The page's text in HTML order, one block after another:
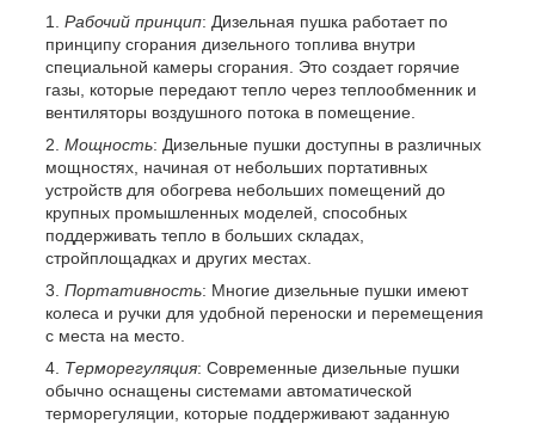
Рабочий принцип: Дизельная пушка работает по
принципу сгорания дизельного топлива внутри
специальной камеры сгорания. Это создает горячие
газы, которые передают тепло через теплообменник и
вентиляторы воздушного потока в помещение.
Мощность: Дизельные пушки доступны в различных
мощностях, начиная от небольших портативных
устройств для обогрева небольших помещений до
крупных промышленных моделей, способных
поддерживать тепло в больших складах,
стройплощадках и других местах.
Портативность: Многие дизельные пушки имеют
колеса и ручки для удобной переноски и перемещения
с места на место.
Терморегуляция: Современные дизельные пушки
обычно оснащены системами автоматической
терморегуляции, которые поддерживают заданную